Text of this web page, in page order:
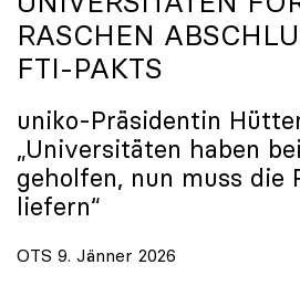
RASCHEN
FTI-PAKTS
uniko-Präsidentin
„Universitäten haben
geholfen, nun muss die
liefern“
OTS 9. Jänner 2026